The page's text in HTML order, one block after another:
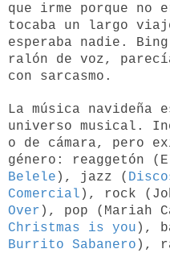
que irme porque no
tocaba un largo
esperaba nadie.
ralón de voz,
con sarcasmo.
La música
universo musical.
o de cámara, pero
género: reaggetón
Belele ), jazz (
Comercial ), rock
Over ), pop (Mariah
Christmas is you ),
Burrito Sabanero ),